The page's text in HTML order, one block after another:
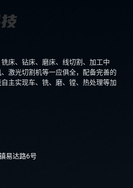
床、钻床、磨床、线切割、加工中
激光切割机等一应俱全，配备完善的
主实现车、铣、磨、镗、热处理等加
易达路6号